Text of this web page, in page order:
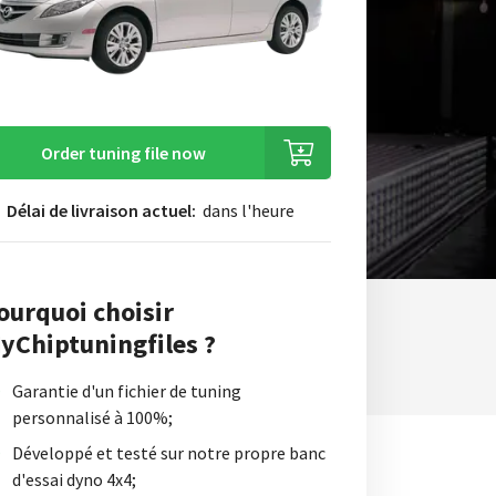
Order tuning file now
Délai de livraison actuel: dans l'heure
choisir
?
Garantie d'un fichier de tuning
personnalisé à 100%;
Développé et testé sur notre propre banc
d'essai dyno 4x4;